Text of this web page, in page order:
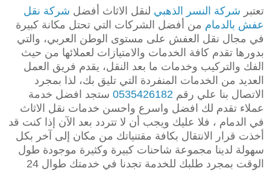
تعتبر شركة النسر الذهبي لنقل الاثاث أفضل شركة نقل
عفش بالدمام من أفضل الشركات التي تحتل مكانة كبيرة
في مجال نقل العفش على مستوى الوطن العربي، والتي
بدورها تقدم كافة الخدمات والامتيازات لعملائها من حيث
الفك والتركيب وخدمات ما بعد النقل، يقدم فريق العمل
العديد من الخدمات المنفردة التي تليق بك، لذا بمجرد
الاتصال بنا علي رقم 0535426182 ستجد افضل خدمة
عملاء تقدم لك افضل واسرع واحسن خدمات نقل الاثاث
في الدمام ، فلا عليك ويجب أن لا تتردد بعد الآن إذا كنت قد
أخذت قرار الانتقال بكافة مقتنياتك من مكان إلى آخر بكل
سهولة لدينا مجموعة شاحنات كبيرة وكثيرة موجودة طول
الوقت بمجرد طلبك للخدمة تجدنا في خدمتك طوال 24